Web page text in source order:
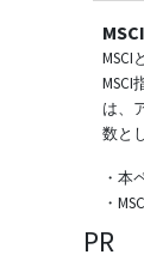
MSCI
は、
数と
・本
・
PR